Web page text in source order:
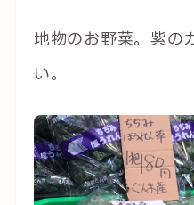
地物のお野菜。紫の
い。